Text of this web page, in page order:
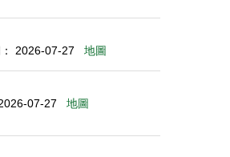
： 2026-07-27 地圖
07-27 地圖